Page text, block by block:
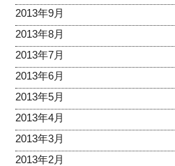
2013年9月
2013年8月
2013年7月
2013年6月
2013年5月
2013年4月
2013年3月
2013年2月